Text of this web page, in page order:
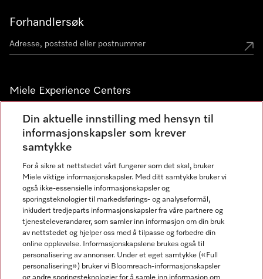
Forhandlersøk
Miele Experience Centers
Miele Experience Center Nesbru
Miele Outlet Nesbru
Nyhetsbrev
Din aktuelle innstilling med hensyn til
informasjonskapsler som krever
samtykke
For å sikre at nettstedet vårt fungerer som det skal, bruker
Miele viktige informasjonskapsler. Med ditt samtykke bruker vi
også ikke-essensielle informasjonskapsler og
sporingsteknologier til markedsførings- og analyseformål,
inkludert tredjeparts informasjonskapsler fra våre partnere og
tjenesteleverandører, som samler inn informasjon om din bruk
av nettstedet og hjelper oss med å tilpasse og forbedre din
online opplevelse. Informasjonskapslene brukes også til
personalisering av annonser. Under et eget samtykke («Full
personalisering») bruker vi Bloomreach-informasjonskapsler